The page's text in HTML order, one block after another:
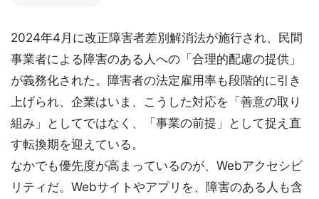
2024年4月に改正障害者差別解消法が施行され、民間
事業者による障害のある人への「合理的配慮の提供」
が義務化された。障害者の法定雇用率も段階的に引き
上げられ、企業はいま、こうした対応を「善意の取り
組み」としてではなく、「事業の前提」として捉え直
す転換期を迎えている。
なかでも優先度が高まっているのが、Webアクセシビ
リティだ。Webサイトやアプリを、障害のある人も含